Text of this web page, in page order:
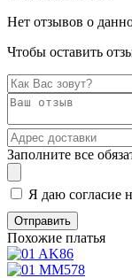
Нет отзывов о
Чтобы оставить
Заполните все
Я даю согласие
Похожие платья